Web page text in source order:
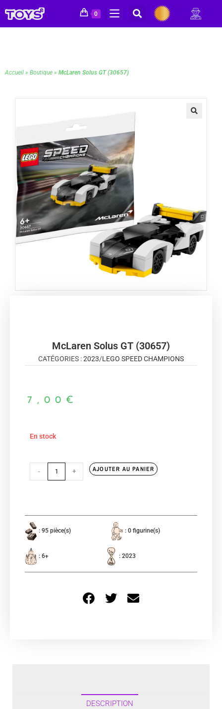
0
Accueil » Boutique » McLaren Solus GT (30657)
McLaren Solus GT (30657)
CATÉGORIES :2023/LEGO SPEED CHAMPIONS
7,00 €
En stock
- + AJOUTER AU PANIER
: 95 pièce(s) : 0 figurine(s)
: 6+ : 2023
DESCRIPTION